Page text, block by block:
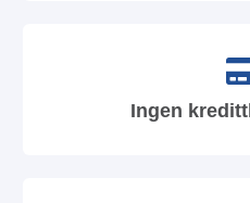
Ingen